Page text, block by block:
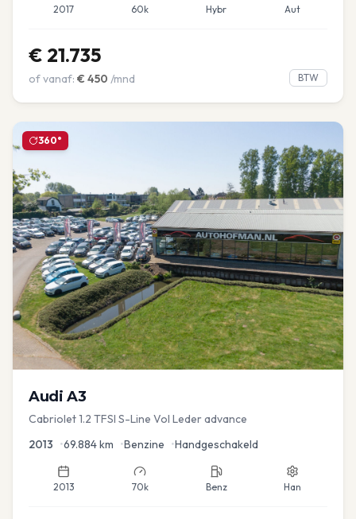
2017 60k Hybr Aut
€ 21.735
of vanaf: € 450 /mnd BTW
360°
Audi A3
Cabriolet 1.2 TFSI S-Line Vol Leder advance
2013 •69.884km •Benzine •Handgeschakeld
2013 70k Benz Han